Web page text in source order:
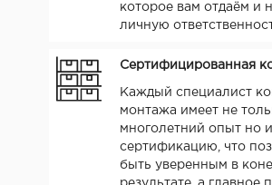
которое вам отдаём и
личную
Сертифицированная
Каждый специалист
монтажа имеет не
многолетний опыт но
сертификацию, что
быть уверенным в